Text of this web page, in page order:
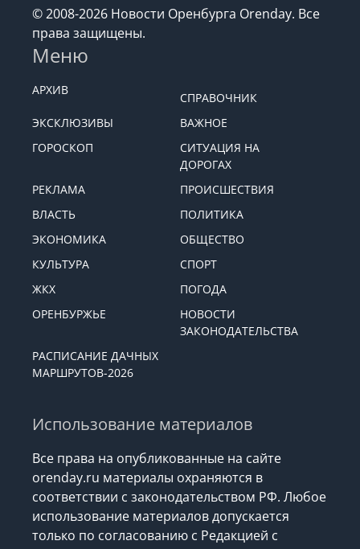
© 2008-2026 Новости Оренбурга Orenday. Все
права защищены.
Меню
АРХИВ
СПРАВОЧНИК
ЭКСКЛЮЗИВЫ
ВАЖНОЕ
ГОРОСКОП
СИТУАЦИЯ НА
ДОРОГАХ
РЕКЛАМА
ПРОИСШЕСТВИЯ
ВЛАСТЬ
ПОЛИТИКА
ЭКОНОМИКА
ОБЩЕСТВО
КУЛЬТУРА
СПОРТ
ЖКХ
ПОГОДА
ОРЕНБУРЖЬЕ
НОВОСТИ
ЗАКОНОДАТЕЛЬСТВА
РАСПИСАНИЕ ДАЧНЫХ
МАРШРУТОВ-2026
Использование материалов
Все права на опубликованные на сайте
orenday.ru материалы охраняются в
соответствии с законодательством РФ. Любое
использование материалов допускается
только по согласованию с Редакцией с